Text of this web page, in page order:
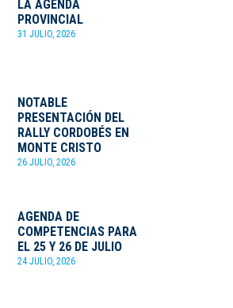
LA AGENDA
PROVINCIAL
31 JULIO, 2026
NOTABLE
PRESENTACIÓN DEL
RALLY CORDOBÉS EN
MONTE CRISTO
26 JULIO, 2026
AGENDA DE
COMPETENCIAS PARA
EL 25 Y 26 DE JULIO
24 JULIO, 2026